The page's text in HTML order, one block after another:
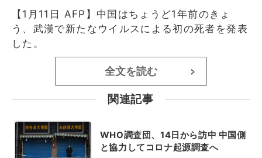
【1月11日 AFP】中国はちょうど1年前のきょ
う、武漢で新たなウイルスによる初の死者を発表
した。
全文を読む >
関連記事
WHO調査団、14日から訪中 中国側
と協力してコロナ起源調査へ